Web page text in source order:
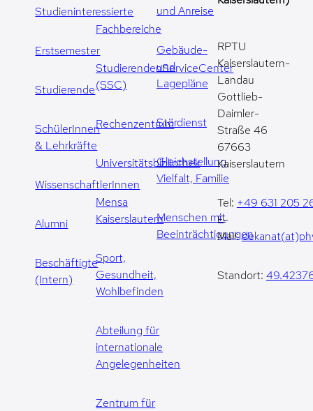
Studieninteressierte
Erstsemester
Studierende
SchülerInnen
& Lehrkräfte
WissenschaftlerInnen
Alumni
Beschäftigte
(Intern)
Fachbereiche
StudierendenServiceCenter
(SSC)
Rechenzentrum
Universitätsbibliothek
Mensa
Kaiserslautern
Sport,
Gesundheit,
Wohlbefinden
Abteilung für
internationale
Angelegenheiten
Zentrum für
und Anreise
Gebäude-
und
Lagepläne
Stördienst
Gleichstellung,
Vielfalt, Familie
Menschen mit
Beeinträchtigungen
RPTU
Kaiserslautern-
Landau
Gottlieb-
Daimler-
Straße 46
67663
Kaiserslautern
Tel: +49 631 205
E-
Mail:
Standort: